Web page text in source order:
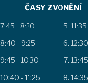
ČASY ZVONĚNÍ
7:45 - 8:30
8:40 - 9:25
9:45 - 10:30
10:40 - 11:25